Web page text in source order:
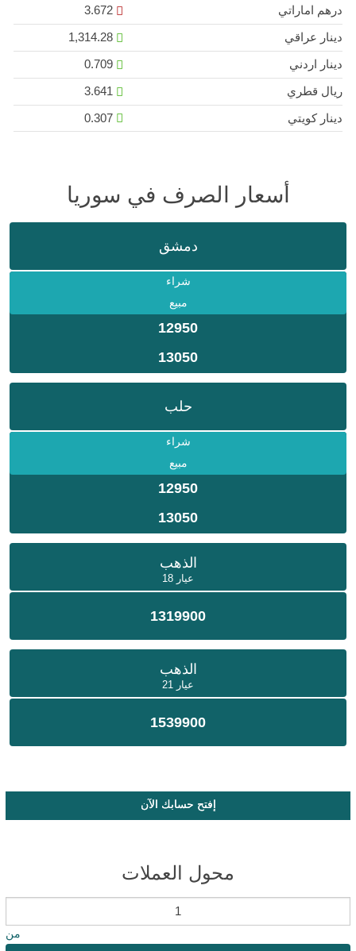
درهم اماراتي
3.672
دينار عراقي
1,314.28
دينار اردني
0.709
ريال قطري
دينار كويتي
0.307
أسعار الصرف في سوريا
دمشق
شراء
مبيع
12950
13050
حلب
شراء
مبيع
12950
13050
الذهب
عيار 18
1319900
الذهب
عيار 21
1539900
إفتح حسابك الآن
محول العملات
من